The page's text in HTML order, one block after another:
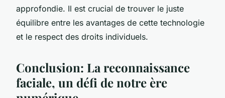
approfondie. Il est crucial de trouver le juste
équilibre entre les avantages de cette technologie
et le respect des droits individuels.
Conclusion: La reconnaissance
faciale, un défi de notre ère